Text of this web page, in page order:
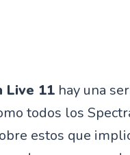
Live 11 hay una
todos los
estos que